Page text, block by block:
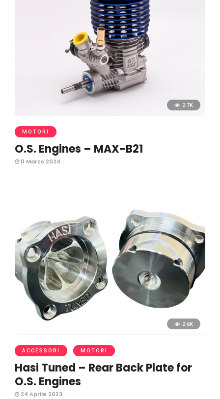
2.7K
MOTORI
O.S. Engines – MAX-B21
11 Marzo 2024
2.6K
ACCESSORI MOTORI
Hasi Tuned – Rear Back Plate for
O.S. Engines
24 Aprile 2023